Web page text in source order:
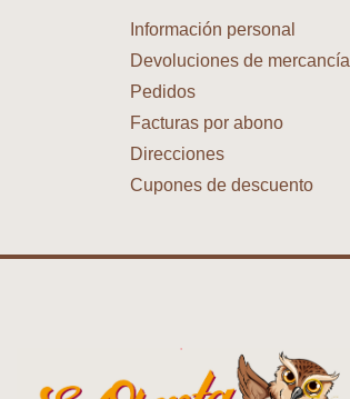
Información personal
Devoluciones de mercancía
Pedidos
Facturas por abono
Direcciones
Cupones de descuento